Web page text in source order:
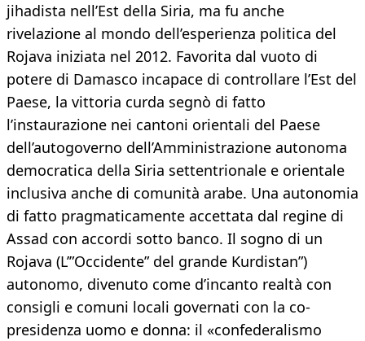
jihadista nell’Est della Siria, ma fu anche
rivelazione al mondo dell’esperienza politica del
Rojava iniziata nel 2012. Favorita dal vuoto di
potere di Damasco incapace di controllare l’Est del
Paese, la vittoria curda segnò di fatto
l’instaurazione nei cantoni orientali del Paese
dell’autogoverno dell’Amministrazione autonoma
democratica della Siria settentrionale e orientale
inclusiva anche di comunità arabe. Una autonomia
di fatto pragmaticamente accettata dal regine di
Assad con accordi sotto banco. Il sogno di un
Rojava (L’”Occidente” del grande Kurdistan”)
autonomo, divenuto come d’incanto realtà con
consigli e comuni locali governati con la co-
presidenza uomo e donna: il «confederalismo